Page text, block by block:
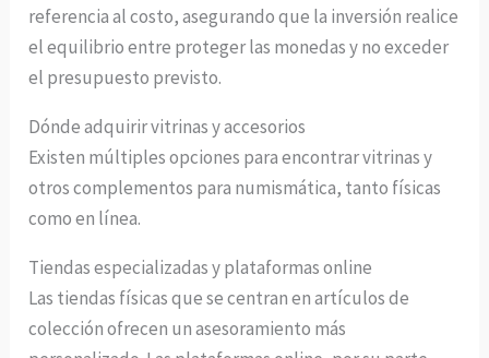
referencia al costo, asegurando que la inversión realice
el equilibrio entre proteger las monedas y no exceder
el presupuesto previsto.
Dónde adquirir vitrinas y accesorios
Existen múltiples opciones para encontrar vitrinas y
otros complementos para numismática, tanto físicas
como en línea.
Tiendas especializadas y plataformas online
Las tiendas físicas que se centran en artículos de
colección ofrecen un asesoramiento más